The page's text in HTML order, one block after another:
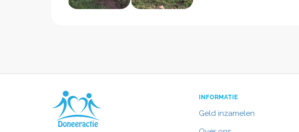
INFORMATIE
Geld inzamelen